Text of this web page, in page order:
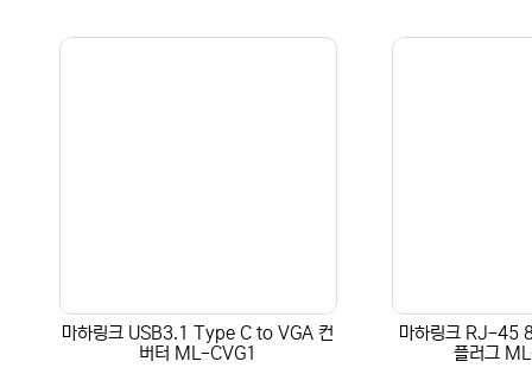
마하링크 USB3.1 Type C to VGA 컨
버터 ML-CVG1
마하링크 RJ-45
플러그